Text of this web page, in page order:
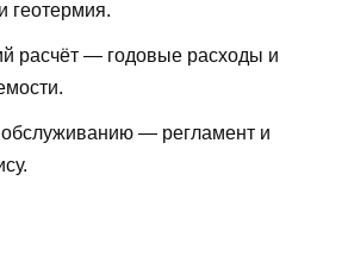
геотермия.
расчёт — годовые расходы и
— регламент и